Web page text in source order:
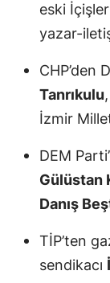
eski
yazar-
CHP’den
Tanrıkulu
İzmir
DEM
Gülüstan
Danış
TİP’ten
sendikacı